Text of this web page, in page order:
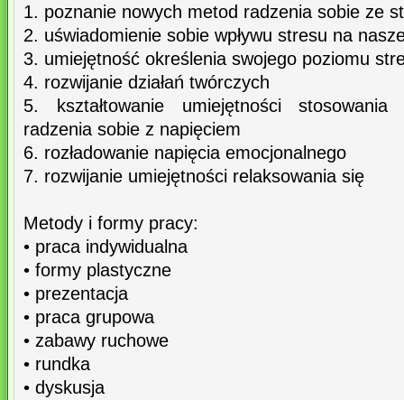
1. poznanie nowych metod radzenia sobie ze
2. uświadomienie sobie wpływu stresu na
3. umiejętność określenia swojego poziomu
4. rozwijanie działań twórczych
5. kształtowanie umiejętności stosowania
radzenia sobie z napięciem
6. rozładowanie napięcia emocjonalnego
7. rozwijanie umiejętności relaksowania się
Metody i formy pracy:
• praca indywidualna
• formy plastyczne
• prezentacja
• praca grupowa
• zabawy ruchowe
• rundka
• dyskusja